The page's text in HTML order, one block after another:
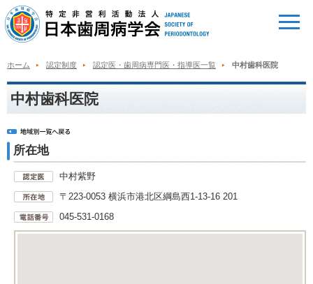
ホーム 認定制度 認定医・歯周病専門医・指導医一覧 中村歯科医院
中村歯科医院
所在地
中村紫野
〒223-0053 横浜市港北区綱島西1-13-16 201
045-531-0168